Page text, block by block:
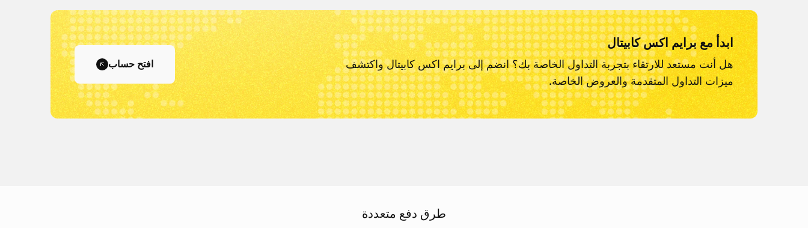
ابدأ مع برايم اكس كابيتال
هل أنت مستعد للارتقاء بتجربة التداول الخاصة بك؟ انضم إلى برايم اكس كابيتال واكتشف
ميزات التداول المتقدمة والعروض الخاصة.
افتح حساب
طرق دفع متعددة